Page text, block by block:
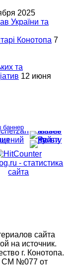
2025
України та
Конотопа 7
та
12 июня
баннер
сайта
на источник.
г. Конотопа.
СМ №077 от